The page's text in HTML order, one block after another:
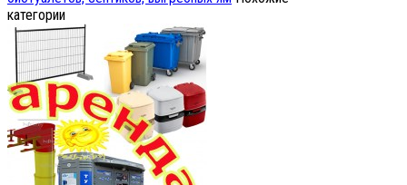
категории